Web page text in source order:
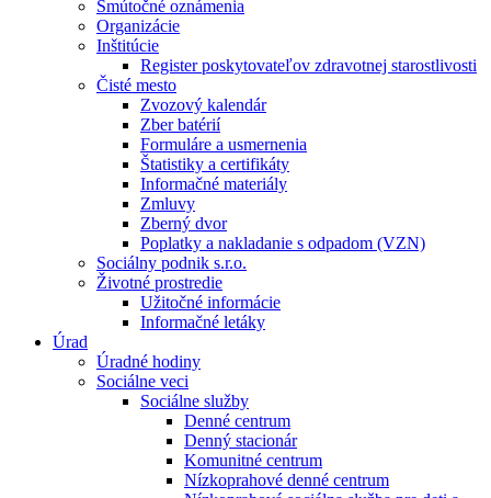
Smútočné oznámenia
Organizácie
Inštitúcie
Register poskytovateľov zdravotnej starostlivosti
Čisté mesto
Zvozový kalendár
Zber batérií
Formuláre a usmernenia
Štatistiky a certifikáty
Informačné materiály
Zmluvy
Zberný dvor
Poplatky a nakladanie s odpadom (VZN)
Sociálny podnik s.r.o.
Životné prostredie
Užitočné informácie
Informačné letáky
Úrad
Úradné hodiny
Sociálne veci
Sociálne služby
Denné centrum
Denný stacionár
Komunitné centrum
Nízkoprahové denné centrum